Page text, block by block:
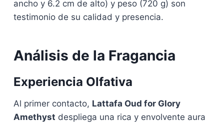
ancho y 6.2 cm de alto) y peso (720 g) son
testimonio de su calidad y presencia.
Análisis de la Fragancia
Experiencia Olfativa
Al primer contacto, Lattafa Oud for Glory
Amethyst despliega una rica y envolvente aura